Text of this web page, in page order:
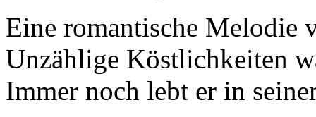
Eine romantische Melodie
Unzählige Köstlichkeiten
Immer noch lebt er in